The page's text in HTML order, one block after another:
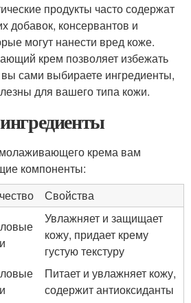
продукты часто содержат
добавок, консервантов и
могут нанести вред коже.
крем позволяет избежать
вы сами выбираете ингредиенты,
для вашего типа кожи.
крема вам
компоненты:
Свойства
Увлажняет и защищает
кожу, придает крему
густую текстуру
Питает и увлажняет кожу,
содержит антиоксиданты